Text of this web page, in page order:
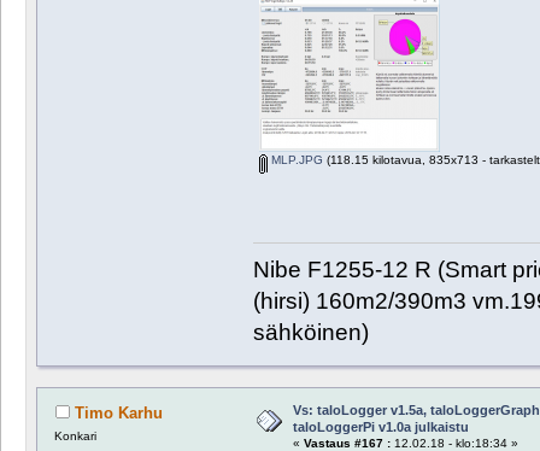
MLP.JPG (118.15 kilotavua, 835x713 -
Nibe F1255-12 R (Smart
(hirsi) 160m2/390m3
sähköinen)
Timo Karhu
Konkari
Vs: taloLogger v1.5a, taloLoggerGraph
taloLoggerPi v1.0a julkaistu
« Vastaus #167 :12.02.18 - klo:18:34 »